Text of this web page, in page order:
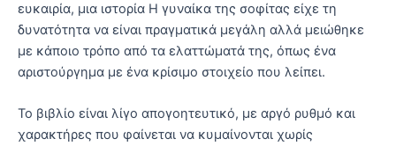
ευκαιρία, μια ιστορία Η γυναίκα της σοφίτας είχε τη
δυνατότητα να είναι πραγματικά μεγάλη αλλά μειώθηκε
με κάποιο τρόπο από τα ελαττώματά της, όπως ένα
αριστούργημα με ένα κρίσιμο στοιχείο που λείπει.
Το βιβλίο είναι λίγο απογοητευτικό, με αργό ρυθμό και
χαρακτήρες που φαίνεται να κυμαίνονται χωρίς